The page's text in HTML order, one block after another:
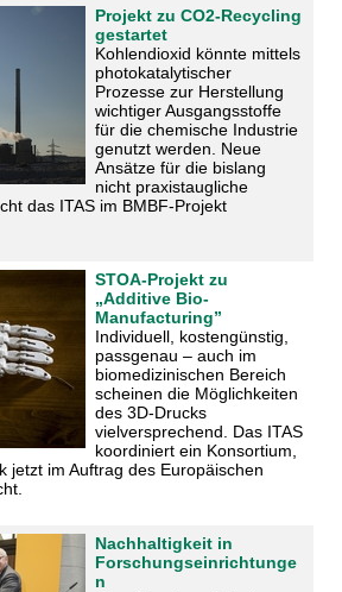
Projekt zu CO2-Recycling
gestartet
Kohlendioxid könnte mittels
photokatalytischer
Prozesse zur Herstellung
wichtiger Ausgangsstoffe
für die chemische Industrie
genutzt werden. Neue
Ansätze für die bislang
nicht praxistaugliche
das ITAS im BMBF-Projekt
STOA-Projekt zu
„Additive Bio-
Manufacturing”
Individuell, kostengünstig,
passgenau – auch im
biomedizinischen Bereich
scheinen die Möglichkeiten
des 3D-Drucks
vielversprechend. Das ITAS
koordiniert ein Konsortium,
jetzt im Auftrag des Europäischen
Nachhaltigkeit in
Forschungseinrichtunge
n